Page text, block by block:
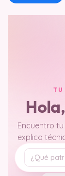
TU
Encuentro
explico
Tu